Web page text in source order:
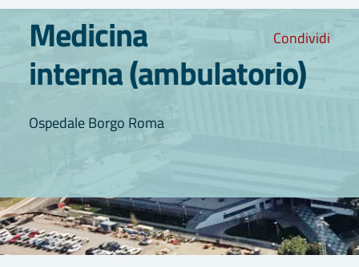
Condividi
Medicina
interna (ambulatorio)
Ospedale Borgo Roma